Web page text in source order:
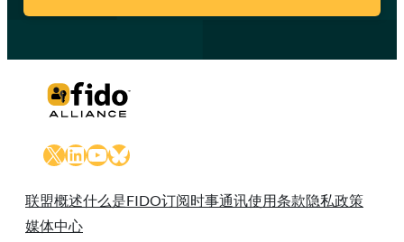
X LinkedIn
YouTube
Bluesky
联盟概述什么是FIDO订阅时事通讯使用条款隐私政策
媒体中心